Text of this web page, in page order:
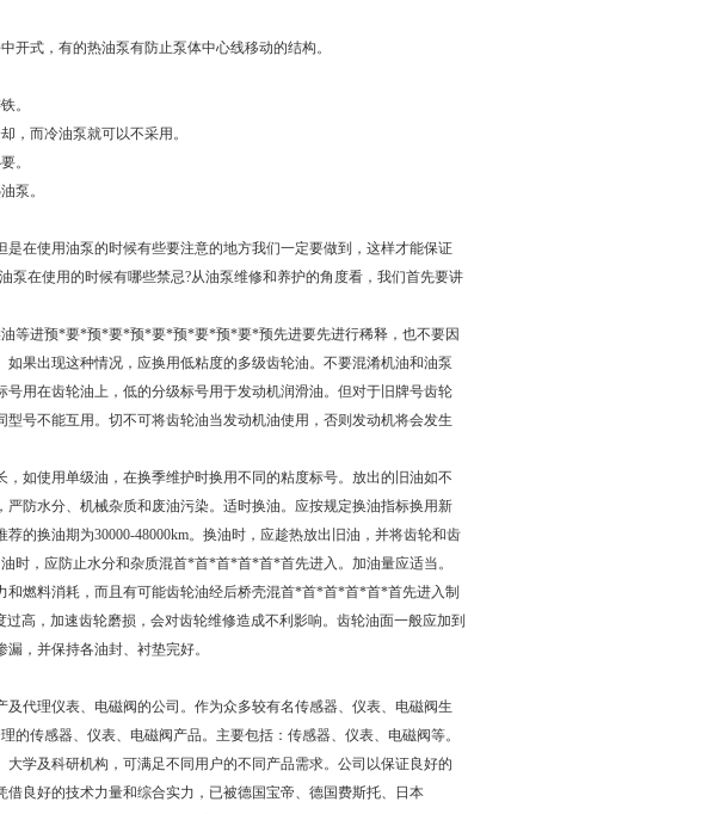
开式，有的热油泵有防止泵体中心线移动的结构。
。
，而冷油泵就可以不采用。
。
泵。
在使用油泵的时候有些要注意的地方我们一定要做到，这样才能保证
油泵在使用的时候有哪些禁忌?从油泵维修和养护的角度看，我们首先要讲
等进预*要*预*要*预*要*预*要*预*要*预先进要先进行稀释，也不要因
果出现这种情况，应换用低粘度的多级齿轮油。 不要混淆机油和油泵
用在齿轮油上，低的分级标号用于发动机润滑油。但对于旧牌号齿轮
号不能互用。切不可将齿轮油当发动机油使用，否则发动机将会发生
如使用单级油，在换季维护时换用不同的粘度标号。放出的旧油如不
防水分、机械杂质和废油污染。 适时换油。应按规定换油指标换用新
的换油期为30000-48000km。换油时，应趁热放出旧油，并将齿轮和齿
时，应防止水分和杂质混首*首*首*首*首*首先进入。 加油量应适当。
燃料消耗，而且有可能齿轮油经后桥壳混首*首*首*首*首*首先进入制
高，加速齿轮磨损，会对齿轮维修造成不利影响。齿轮油面一般应加到
，并保持各油封、衬垫完好。
代理仪表、电磁阀的公司。作为众多较有名传感器、仪表、电磁阀生
传感器、仪表、电磁阀产品。主要包括：传感器、仪表、电磁阀等。
学及科研机构，可满足不同用户的不同产品需求。公司以保证良好的
良好的技术力量和综合实力，已被德国宝帝、德国费斯托、日本